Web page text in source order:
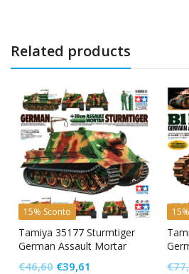
Related products
15% Sconto
Tamiya 35177 Sturmtiger
German Assault Mortar
€46,60 Il
€39,61 €